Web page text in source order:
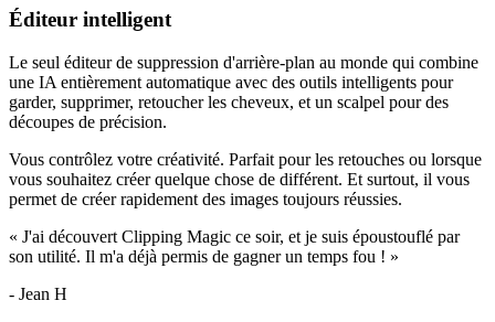
Éditeur intelligent
Le seul éditeur de suppression d'arrière-plan au monde qui combine
une IA entièrement automatique avec des outils intelligents pour
garder, supprimer, retoucher les cheveux, et un scalpel pour des
découpes de précision.
Vous contrôlez votre créativité. Parfait pour les retouches ou lorsque
vous souhaitez créer quelque chose de différent. Et surtout, il vous
permet de créer rapidement des images toujours réussies.
« J'ai découvert Clipping Magic ce soir, et je suis époustouflé par
son utilité. Il m'a déjà permis de gagner un temps fou ! »
- Jean H